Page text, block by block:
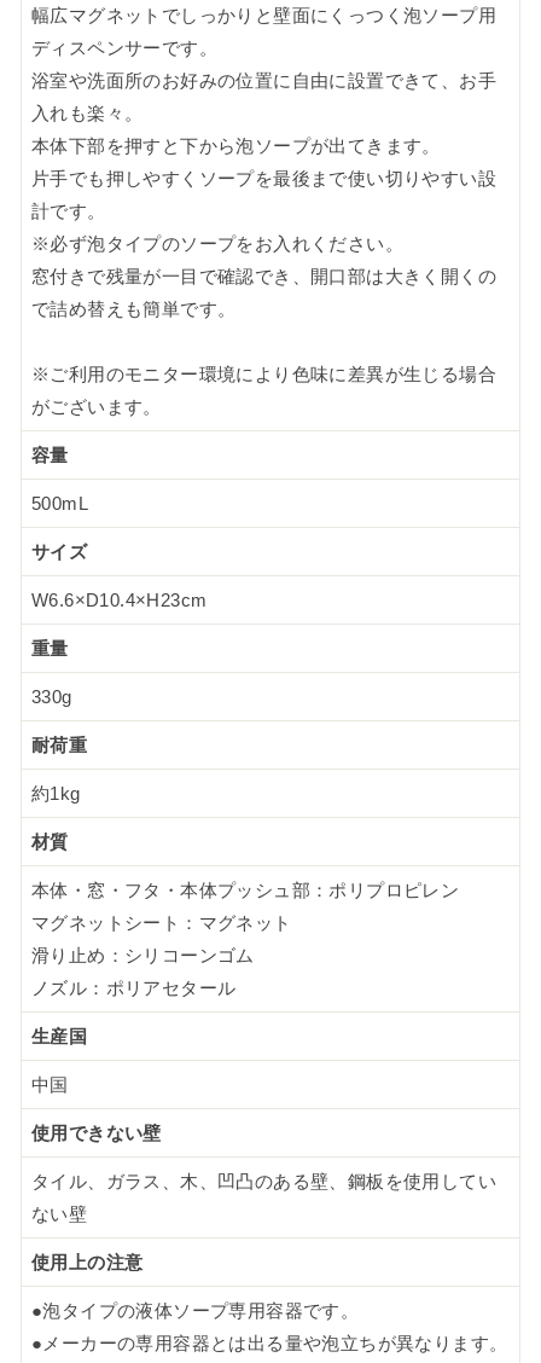
幅広マグネットでしっかりと壁面にくっつく泡ソープ用
ディスペンサーです。
浴室や洗面所のお好みの位置に自由に設置できて、お手
入れも楽々。
本体下部を押すと下から泡ソープが出てきます。
片手でも押しやすくソープを最後まで使い切りやすい設
計です。
※必ず泡タイプのソープをお入れください。
窓付きで残量が一目で確認でき、開口部は大きく開くの
で詰め替えも簡単です。
※ご利用のモニター環境により色味に差異が生じる場合
がございます。
容量
500mL
サイズ
W6.6×D10.4×H23cm
重量
330g
耐荷重
約1kg
材質
本体・窓・フタ・本体プッシュ部：ポリプロピレン
マグネットシート：マグネット
滑り止め：シリコーンゴム
ノズル：ポリアセタール
生産国
中国
使用できない壁
タイル、ガラス、木、凹凸のある壁、鋼板を使用してい
ない壁
使用上の注意
●泡タイプの液体ソープ専用容器です。
●メーカーの専用容器とは出る量や泡立ちが異なります。